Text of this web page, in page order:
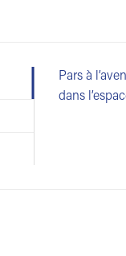
Pars à
dans